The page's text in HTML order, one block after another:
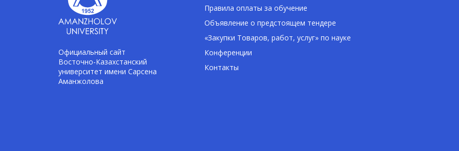
Официальный сайт
Восточно-Казахстанский
университет имени Сарсена
Аманжолова
Правила оплаты за обучение
Объявление о предстоящем тендере
«Закупки Товаров, работ, услуг» по науке
Конференции
Контакты